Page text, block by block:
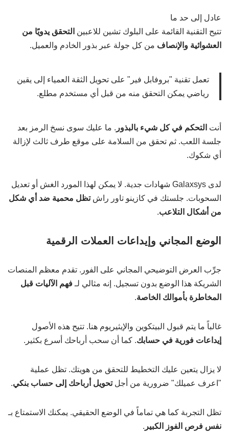
عادل إلى حد ما
تتيح التقنية القائمة على البلوك تشين للاعبين التحقق يدويًا من
العشوائية والإنصاف من كل جولة عبر بذور الخادم والعميل.
تعمل تقنية "بروفابل فير" على تحويل الثقة العمياء إلى يقين
رياضي يمكن التحقق منه من قبل أي مستخدم مطلع.
أنت التحكم في كل شيء بالبذور . ما عليك سوى نسخ الرمز بعد
جلسة اللعب. ثم تحقق من السلامة على موقع طرف ثالث لإزالة
أي شكوك.
لدى Galaxsys شهادات جدية. لا يمكن لهذا المورد الغش أو تعديل
السحوبات. جلستك في كازينو تاور راشتظل محمية ضد أي شكل
من أشكال التلاعب.
الوضع المجاني وإيداعات العملات الرقمية
جرِّب العرض التوضيحي المجاني على الفور. تقدم معظم المنصات
الشريكة هذا الوضع بدون تسجيل. إنه مثالي لـ فهم الآليات قبل
المخاطرة بأموالك الخاصة.
غالباً ما يتم قبول البيتكوين والإيثيريوم هنا. تتيح هذه الأصول
إيداعات فورية في حسابك. كما أن سحب أرباحك أسرع بكثير.
لا يزال يتعين عليك التخطيط للتحقق من هويتك. تظل عملية
"اعرف عميلك" ضرورية من أجلتحويل أرباحك إلى حساب بنكي.
تظل التجربة كما هي تماماً في الوضع الحقيقي. يمكنك الاستمتاع بـ
نفس فرص الفوز الكبير .